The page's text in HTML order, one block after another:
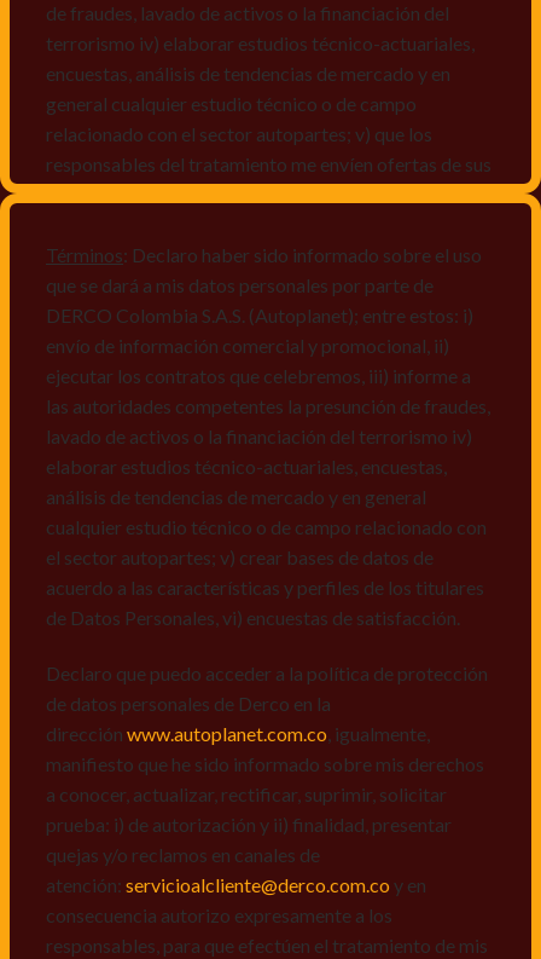
de fraudes, lavado de activos o la financiación del
terrorismo iv) elaborar estudios técnico-actuariales,
encuestas, análisis de tendencias de mercado y en
general cualquier estudio técnico o de campo
relacionado con el sector autopartes; v) que los
responsables del tratamiento me envíen ofertas de sus
mismos, vi) crear bases de datos de acuerdo a las
características y perfiles de los titulares de Datos
Personales, v) encuestas de satisfacción, vi) reportes
recall.
Declaro que puedo acceder a la política de protección
de datos personales de Derco en la
direcciónwww.autoplanet.com.co, igualmente,
manifiesto que he sido informado sobre mis derechos
a conocer, actualizar, rectificar, suprimir, solicitar
prueba: i) de autorización y ii) finalidad, presentar
quejas y/o reclamos en canales de
atención: servicioalcliente@derco.com.coy en
responsables, para que efectúen el tratamiento de mis
datos conforme lo expuesto.
Términos: Declaro haber sido informado sobre el uso
que se dará a mis datos personales por parte de
DERCO Colombia S.A.S. (Autoplanet); entre estos: i)
envío de información comercial y promocional, ii)
ejecutar los contratos que celebremos, iii) informe a
las autoridades competentes la presunción de fraudes,
lavado de activos o la financiación del terrorismo iv)
elaborar estudios técnico-actuariales, encuestas,
análisis de tendencias de mercado y en general
cualquier estudio técnico o de campo relacionado con
el sector autopartes; v) crear bases de datos de
acuerdo a las características y perfiles de los titulares
de Datos Personales, vi) encuestas de satisfacción.
Declaro que puedo acceder a la política de protección
de datos personales de Derco en la
dirección www.autoplanet.com.co , igualmente,
manifiesto que he sido informado sobre mis derechos
a conocer, actualizar, rectificar, suprimir, solicitar
prueba: i) de autorización y ii) finalidad, presentar
quejas y/o reclamos en canales de
atención: servicioalcliente@derco.com.co y en
consecuencia autorizo expresamente a los
responsables, para que efectúen el tratamiento de mis